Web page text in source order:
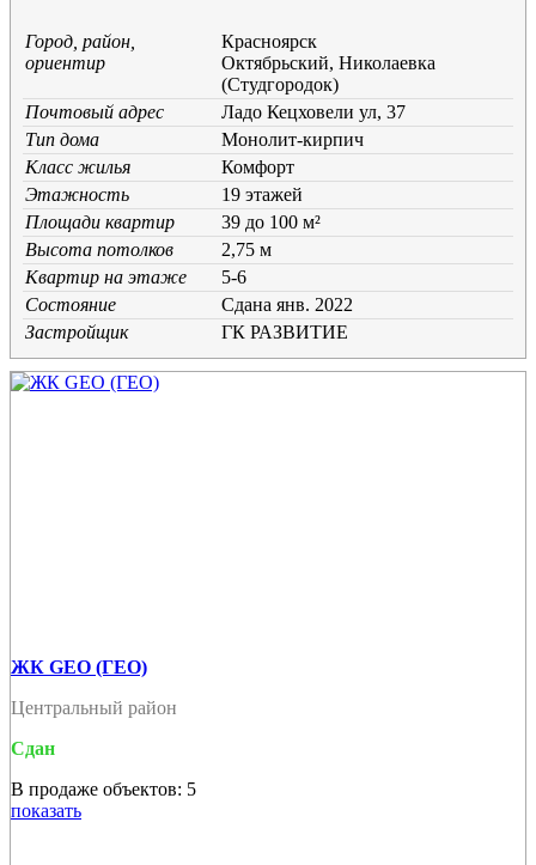
Город, район,
ориентир
Красноярск
Октябрьский, Николаевка
(Студгородок)
Почтовый адрес
Ладо Кецховели ул, 37
Тип дома
Монолит-кирпич
Класс жилья
Комфорт
Этажность
19 этажей
Площади квартир
39 до 100 м²
Высота потолков
2,75 м
Квартир на этаже
5-6
Состояние
Cдана янв. 2022
Застройщик
ГК РАЗВИТИЕ
ЖК GEO (ГЕО)
Центральный район
Сдан
В продаже объектов: 5
показать